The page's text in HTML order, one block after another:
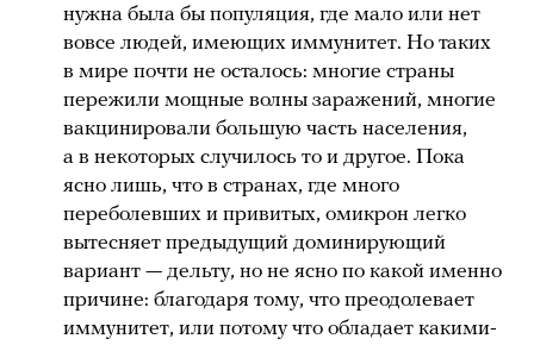
нужна была бы популяция, где мало или нет
вовсе людей, имеющих иммунитет. Но таких
в мире почти не осталось: многие страны
пережили мощные волны заражений, многие
вакцинировали большую часть населения,
а в некоторых случилось то и другое. Пока
ясно лишь, что в странах, где много
переболевших и привитых, омикрон легко
вытесняет предыдущий доминирующий
вариант — дельту, но не ясно по какой именно
причине: благодаря тому, что преодолевает
иммунитет, или потому что обладает какими-